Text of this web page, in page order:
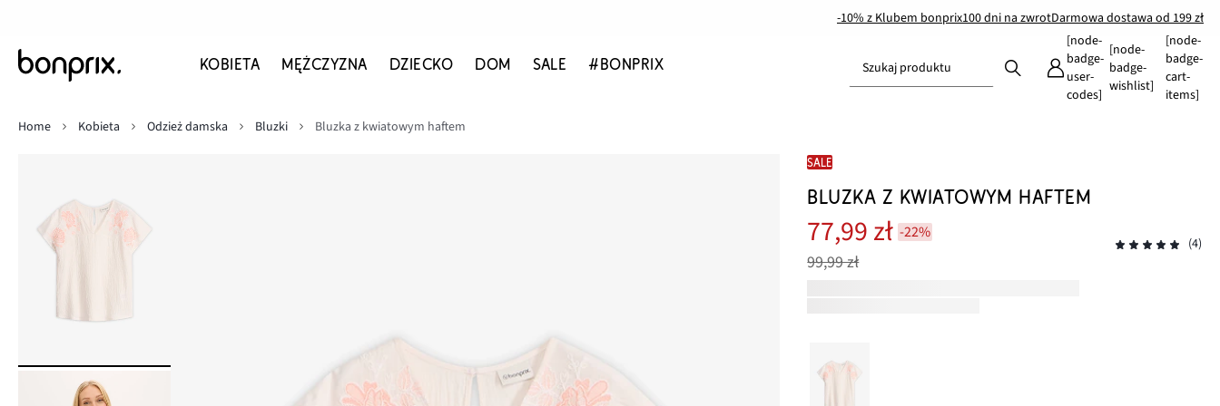
-10% z Klubem bonprix100 dni na zwrotDarmowa dostawa od 199 zł
KOBIETA MĘŻCZYZNA DZIECKO DOM SALE #BONPRIX Szukaj produktu
[node-
badge-
user-
codes]
[node-
badge-
wishlist]
[node-
badge-
cart-
items]
Home
Kobieta Odzież damska Bluzki Bluzka z kwiatowym haftem
SALE
BLUZKA Z KWIATOWYM HAFTEM
77,99 zł -22%
99,99 zł
(4)